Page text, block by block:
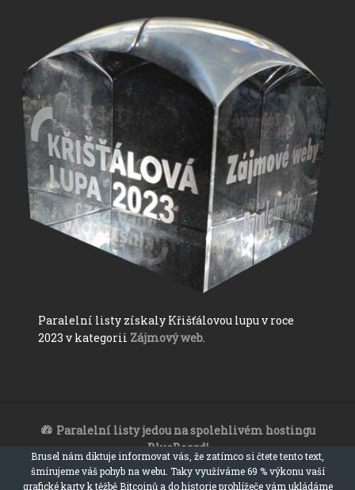
Paralelní listy získaly Křišťálovou lupu v roce
2023 v kategorii Zájmový web.
Paralelní listy jedou na spolehlivém hostingu
BlueBoard!
Paralelní listy 2017 - 2023
ironický, satiristický a sarkastický zpravodajský web
Brusel nám diktuje informovat vás, že zatímco si čtete tento text,
šmírujeme váš pohyb na webu. Taky využíváme 69 % výkonu vaší
grafické karty k těžbě Bitcoinů a do historie prohlížeče vám ukládáme